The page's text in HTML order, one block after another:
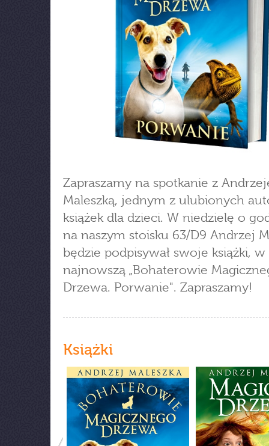
Zapraszamy na spotkanie z
Maleszką, jednym z ulubionych
książek dla dzieci. W niedzielę o
na naszym stoisku 63/D9 Andrzej
będzie podpisywał swoje książki,
najnowszą „Bohaterowie
Drzewa. Porwanie". Zapraszamy!
Książki